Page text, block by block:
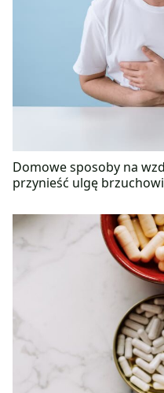
Domowe sposoby na
przynieść ulgę